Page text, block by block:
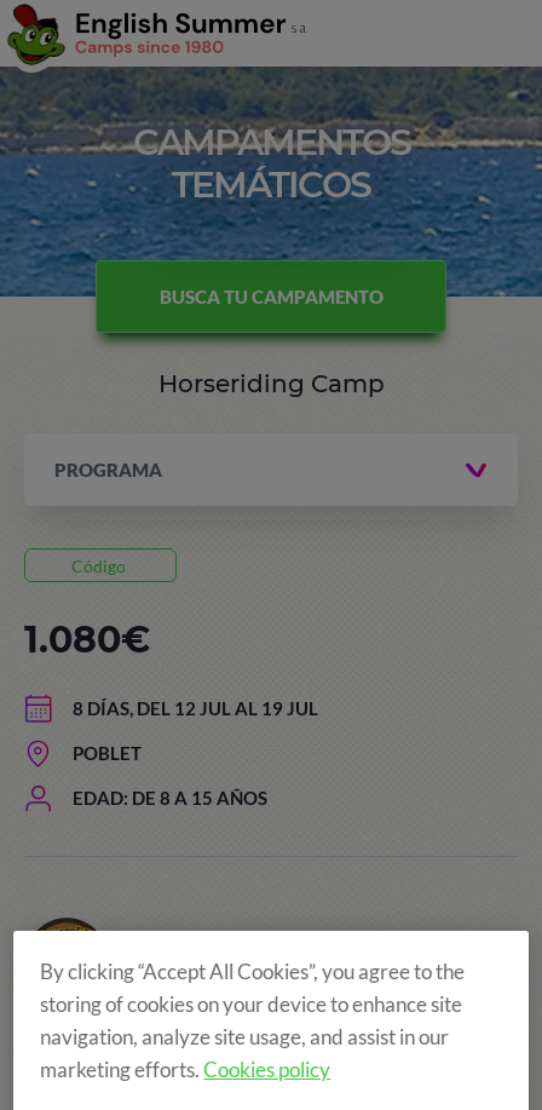
CAMPAMENTOS
TEMÁTICOS
BUSCA TU CAMPAMENTO
Horseriding Camp
PROGRAMA
Código
8 DÍAS, DEL 12 JUL AL 19 JUL
POBLET
EDAD: DE 8 A 15 AÑOS
1.080€
By clicking “Accept All Cookies”, you agree to the
storing of cookies on your device to enhance site
navigation, analyze site usage, and assist in our
marketing efforts.Cookies policy